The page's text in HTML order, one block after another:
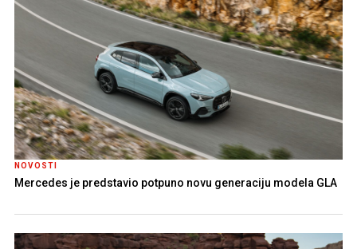
NOVOSTI
Mercedes je predstavio potpuno novu generaciju modela GLA